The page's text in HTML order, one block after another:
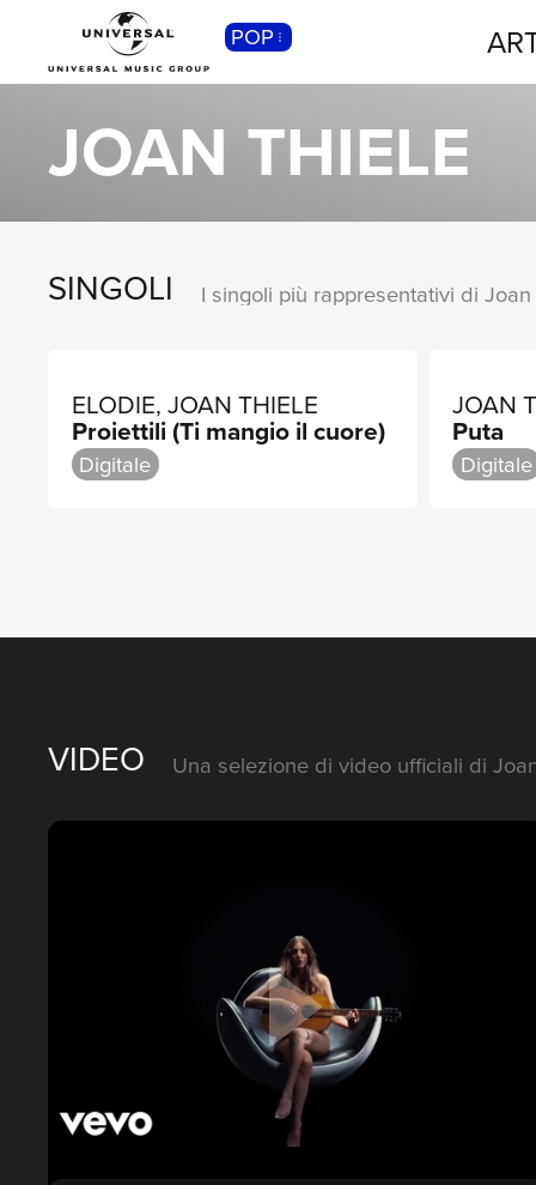
POP
JOAN THIELE
SINGOLI I singoli più rappresentativi di
ELODIE, JOAN THIELE
Proiettili (Ti mangio il cuore)
Digitale
JOAN
Puta
Digitale
VIDEO Una selezione di video ufficiali di
CLASSICA
Contemporanea, Moderna...